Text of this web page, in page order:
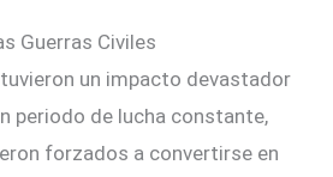
Guerras Civiles
tuvieron un impacto devastador
periodo de lucha constante,
forzados a convertirse en